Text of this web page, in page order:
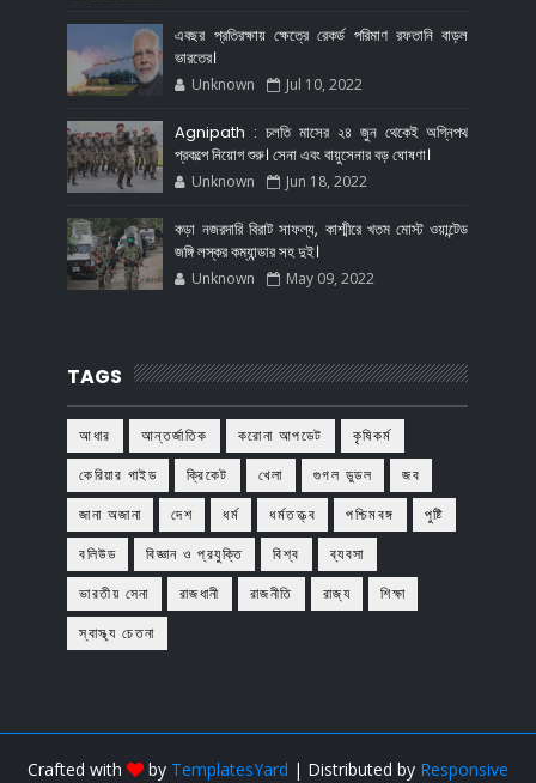
এবছর প্রতিরক্ষায় ক্ষেত্রে রেকর্ড পরিমাণ রফতানি বাড়ল
ভারতের।
Unknown Jul 10, 2022
Agnipath : চলতি মাসের ২৪ জুন থেকেই অগ্নিপথ
প্রকল্পে নিয়োগ শুরু। সেনা এবং বায়ুসেনার বড় ঘোষণা।
Unknown Jun 18, 2022
কড়া নজরদারি বিরাট সাফল্য, কাশ্মীরে খতম মোস্ট ওয়ান্টেড
জঙ্গি লস্কর কম্যান্ডার সহ দুই।
Unknown May 09, 2022
TAGS
আধার আন্তর্জাতিক করোনা আপডেট
কৃষিকর্ম
কেরিয়ার গাইড
ক্রিকেট খেলা গুগল ডুডল
জব
জানা অজানা
দেশ ধর্ম ধর্মতত্ত্ব পশ্চিমবঙ্গ
পুষ্টি
বলিউড
বিজ্ঞান ও প্রযুক্তি বিশ্ব
ব্যবসা
ভারতীয় সেনা
রাজধানী রাজনীতি রাজ্য
শিক্ষা
স্বাস্থ্য চেতনা
Crafted with by TemplatesYard | Distributed by Responsive